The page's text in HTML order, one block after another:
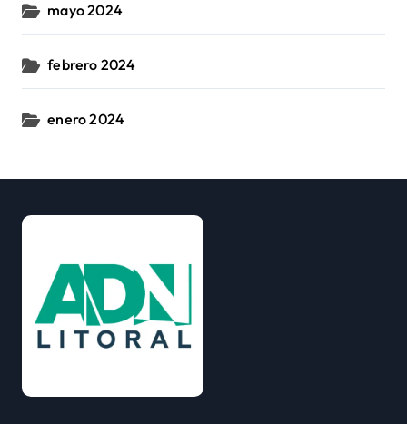
mayo 2024
febrero 2024
enero 2024